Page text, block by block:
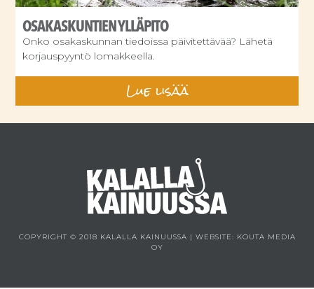
OSAKASKUNTIEN YLLÄPITO
Onko osakaskunnan tiedoissa päivitettävää? Lähetä
korjauspyyntö lomakkeella.
Lue lisää
COPYRIGHT © 2018 KALALLA KAINUUSSA | WEBSITE: KOUTA MEDIA
OY